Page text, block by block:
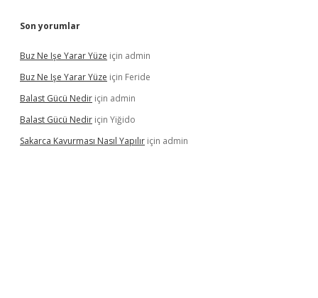
Son yorumlar
Buz Ne Işe Yarar Yüze için admin
Buz Ne Işe Yarar Yüze için Feride
Balast Gücü Nedir için admin
Balast Gücü Nedir için Yiğido
Sakarca Kavurması Nasıl Yapılır için admin